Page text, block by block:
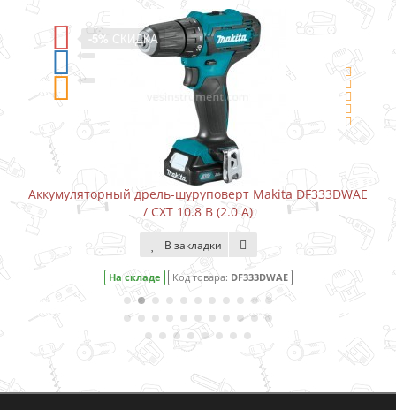
-5% СКИДКА
Аккумуляторный дрель-шуруповерт Makita DF333DWAE
/ CXT 10.8 В (2.0 А)
В закладки
На складе Код товара: DF333DWAE